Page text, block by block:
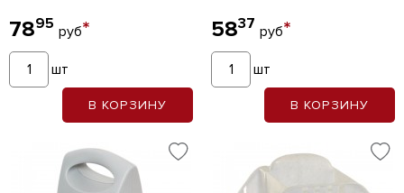
7895 руб*
шт
В КОРЗИНУ
5837 руб*
шт
В КОРЗИНУ